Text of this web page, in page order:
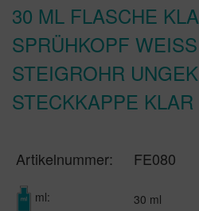
30 ML FLASCHE
SPRÜHKOPF WEISS
TEIGROHR
TECKKAPPE KLAR
Artikelnummer: FE080
ml: 30 ml